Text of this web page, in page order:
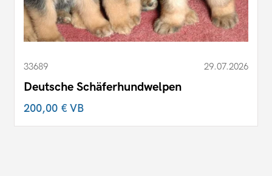
33689 29.07.2026
Deutsche Schäferhundwelpen
200,00 €VB